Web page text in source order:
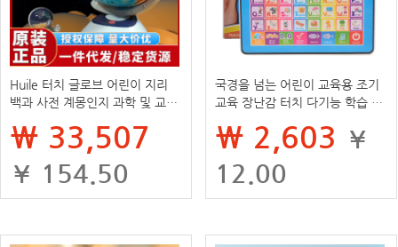
Huile 터치 글로브 어린이 지리
백과 사전 계몽인지 과학 및 교육
₩ 33,507
¥ 154.50
국경을 넘는 어린이 교육용 조기
교육 장난감 터치 다기능 학습 기
터치 스크린
₩ 2,603 ¥
12.00